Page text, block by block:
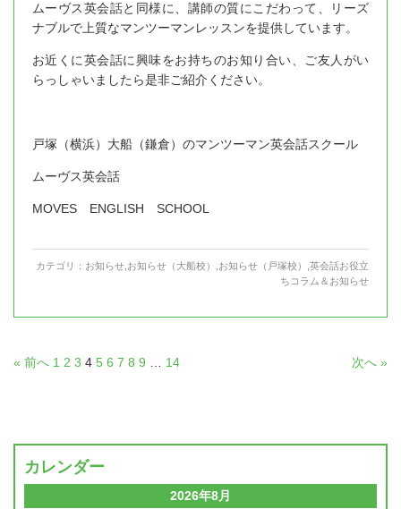
ムーヴス英会話と同様に、講師の質にこだわって、リーズ
ナブルで上質なマンツーマンレッスンを提供しています。
お近くに英会話に興味をお持ちのお知り合い、ご友人がい
らっしゃいましたら是非ご紹介ください。
戸塚（横浜）大船（鎌倉）のマンツーマン英会話スクール
ムーヴス英会話
MOVES ENGLISH SCHOOL
カテゴリ： お知らせ お知らせ（大船校） お知らせ（戸塚校）
英会話お役立
ちコラム＆お知らせ
« 前へ 1 2 3 4 5 6 7 8 9 14 次へ »
カレンダー
2026年8月